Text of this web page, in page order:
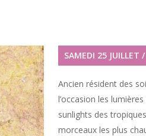
SAMEDI 25 JUILLET
Ancien résident des
l’occasion les
sunlights des
morceaux les plus